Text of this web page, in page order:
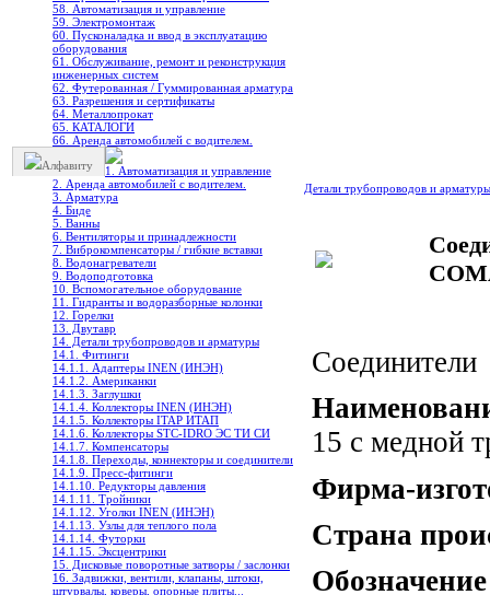
58. Автоматизация и управление
59. Электромонтаж
60. Пусконаладка и ввод в эксплуатацию
оборудования
61. Обслуживание, ремонт и реконструкция
инженерных систем
62. Футерованная / Гуммированная арматура
63. Разрешения и сертификаты
64. Металлопрокат
65. КАТАЛОГИ
66. Аренда автомобилей с водителем.
Алфавиту
1. Автоматизация и управление
2. Аренда автомобилей с водителем.
3. Арматура
4. Биде
5. Ванны
6. Вентиляторы и принадлежности
7. Виброкомпенсаторы / гибкие вставки
8. Водонагреватели
9. Водоподготовка
10. Вспомогательное оборудование
11. Гидранты и водоразборные колонки
12. Горелки
13. Двутавр
14. Детали трубопроводов и арматуры
14.1. Фитинги
14.1.1. Адаптеры INEN (ИНЭН)
14.1.2. Американки
14.1.3. Заглушки
14.1.4. Коллекторы INEN (ИНЭН)
14.1.5. Коллекторы ITAP ИТАП
14.1.6. Коллекторы STC-IDRO ЭС ТИ СИ
14.1.7. Компенсаторы
14.1.8. Переходы, коннекторы и соединители
14.1.9. Пресс-фитинги
14.1.10. Редукторы давления
14.1.11. Тройники
14.1.12. Уголки INEN (ИНЭН)
14.1.13. Узлы для теплого пола
14.1.14. Футорки
14.1.15. Эксцентрики
15. Дисковые поворотные затворы / заслонки
16. Задвижки, вентили, клапаны, штоки,
штурвалы, коверы, опорные плиты...
Детали трубопроводов и
Соединители
15 с медной
Фирма-
Страна